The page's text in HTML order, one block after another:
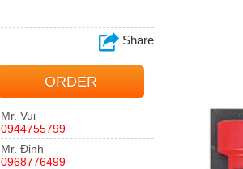
Share
ORDER
Mr. Vui
0944755799
Mr. Định
0968776499